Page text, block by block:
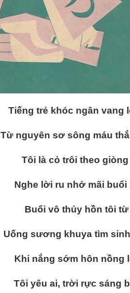
Tiếng trẻ khóc ngân vang
Từ nguyên sơ sông máu
Tôi là cỏ trôi theo
Nghe lời ru nhớ mãi buổi
Buổi vô thủy hồn tôi từ
Uống sương khuya tìm
Khi nắng sớm hôn nồng
Tôi yêu ai, trời rực sáng